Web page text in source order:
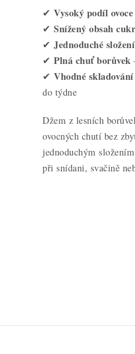
✔ Vysoký podíl ovoce
✔ Snížený obsah
✔ Jednoduché složení
✔ Plná chuť borůvek
✔ Vhodné skladování
do týdne
Džem z lesních
ovocných chutí bez
jednoduchým
při snídani, svačině